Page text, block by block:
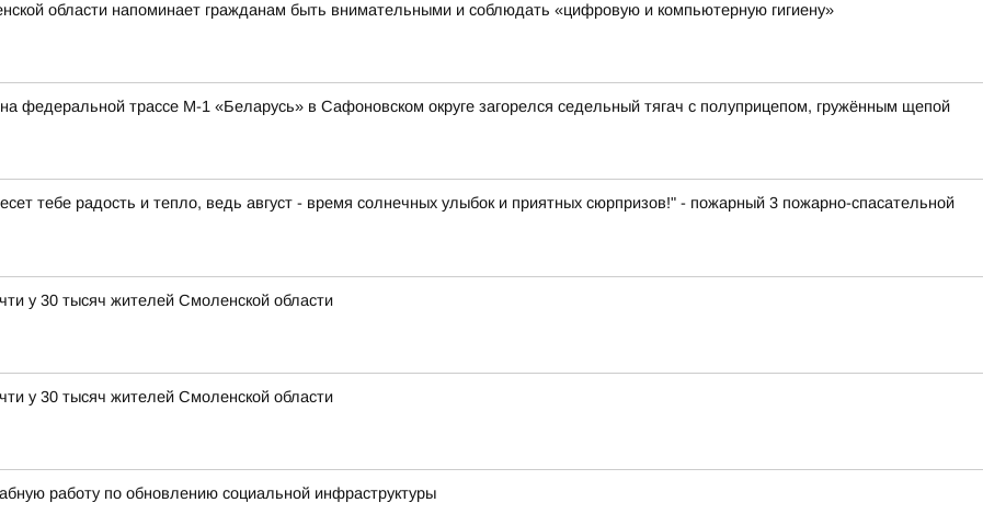
области напоминает гражданам быть внимательными и соблюдать «цифровую и компьютерную гигиену»
федеральной трассе М-1 «Беларусь» в Сафоновском округе загорелся седельный тягач с полуприцепом, гружённым щепой
тебе радость и тепло, ведь август - время солнечных улыбок и приятных сюрпризов!" - пожарный 3 пожарно-спасательной
у 30 тысяч жителей Смоленской области
у 30 тысяч жителей Смоленской области
работу по обновлению социальной инфраструктуры